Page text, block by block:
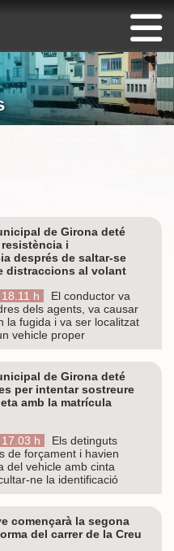
de Girona deté
i
després de saltar-se
distraccions al volant
h
El conductor va
dels agents, va causar
la fugida i va ser localitzat
vehicle proper
de Girona deté
per intentar sostreure
amb la matrícula
h
Els detinguts
de forçament i havien
del vehicle amb cinta
ne la identificació
començarà la segona
del carrer de la Creu